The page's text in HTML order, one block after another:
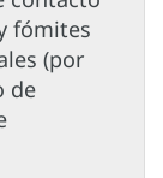
fómites
(por
de